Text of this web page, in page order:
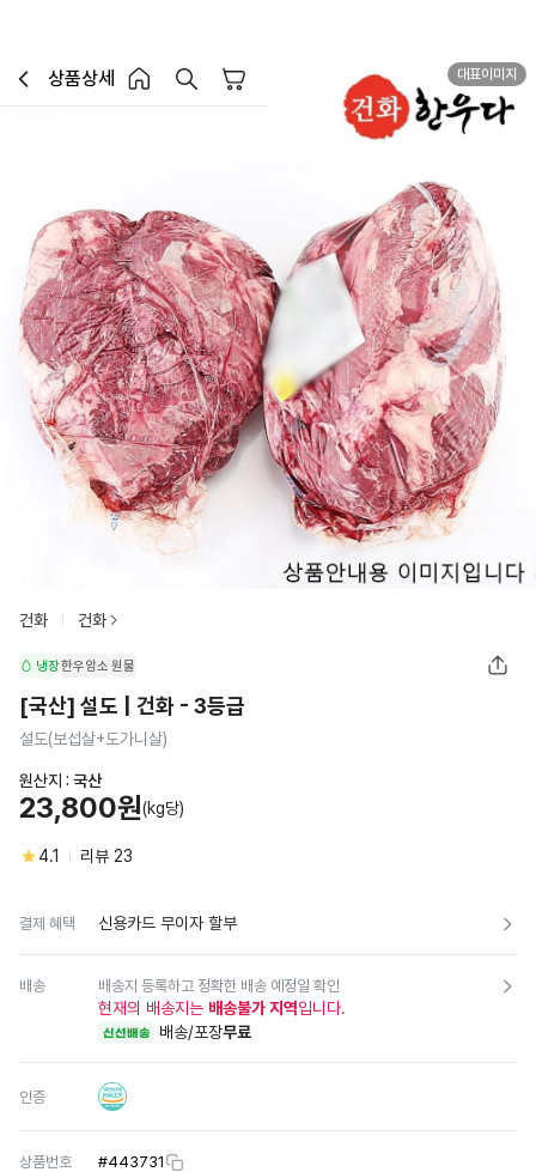
이전페이지로 이동
상품상세
홈 버튼홈 장바구니
대표이미지
건화 건화
냉장한우암소 원물
[국산] 설도 | 건화 - 3등급
설도(보섭살+도가니살)
원산지 : 국산
23,800원(kg당)
4.1 리뷰 23
결제 혜택 신용카드 무이자 할부
배송 배송지 등록하고 정확한 배송 예정일 확인
현재의 배송지는 배송불가 지역입니다.
신선배송 배송/포장무료
인증
상품번호 #443731